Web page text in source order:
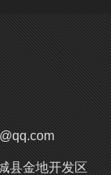
县金地开发区